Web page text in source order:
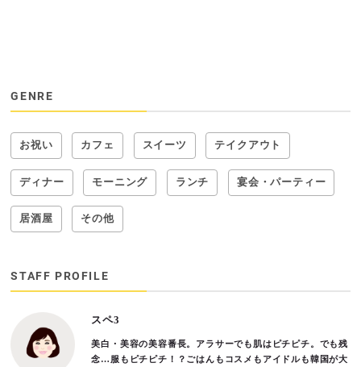
GENRE
お祝い カフェ スイーツ テイクアウト
ディナー モーニング ランチ 宴会・パーティー
居酒屋 その他
STAFF PROFILE
スペ3
美白・美容の美容番長。アラサーでも肌はピチピチ。でも残
念…服もピチピチ！？ごはんもコスメもアイドルも韓国が大